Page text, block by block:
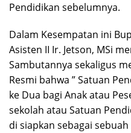
Pendidikan sebelumnya.
Dalam Kesempatan ini
Asisten II Ir. Jetson, MSi
Sambutannya sekaligus
Resmi bahwa ” Satuan
ke Dua bagi Anak atau
sekolah atau Satuan
di siapkan sebagai